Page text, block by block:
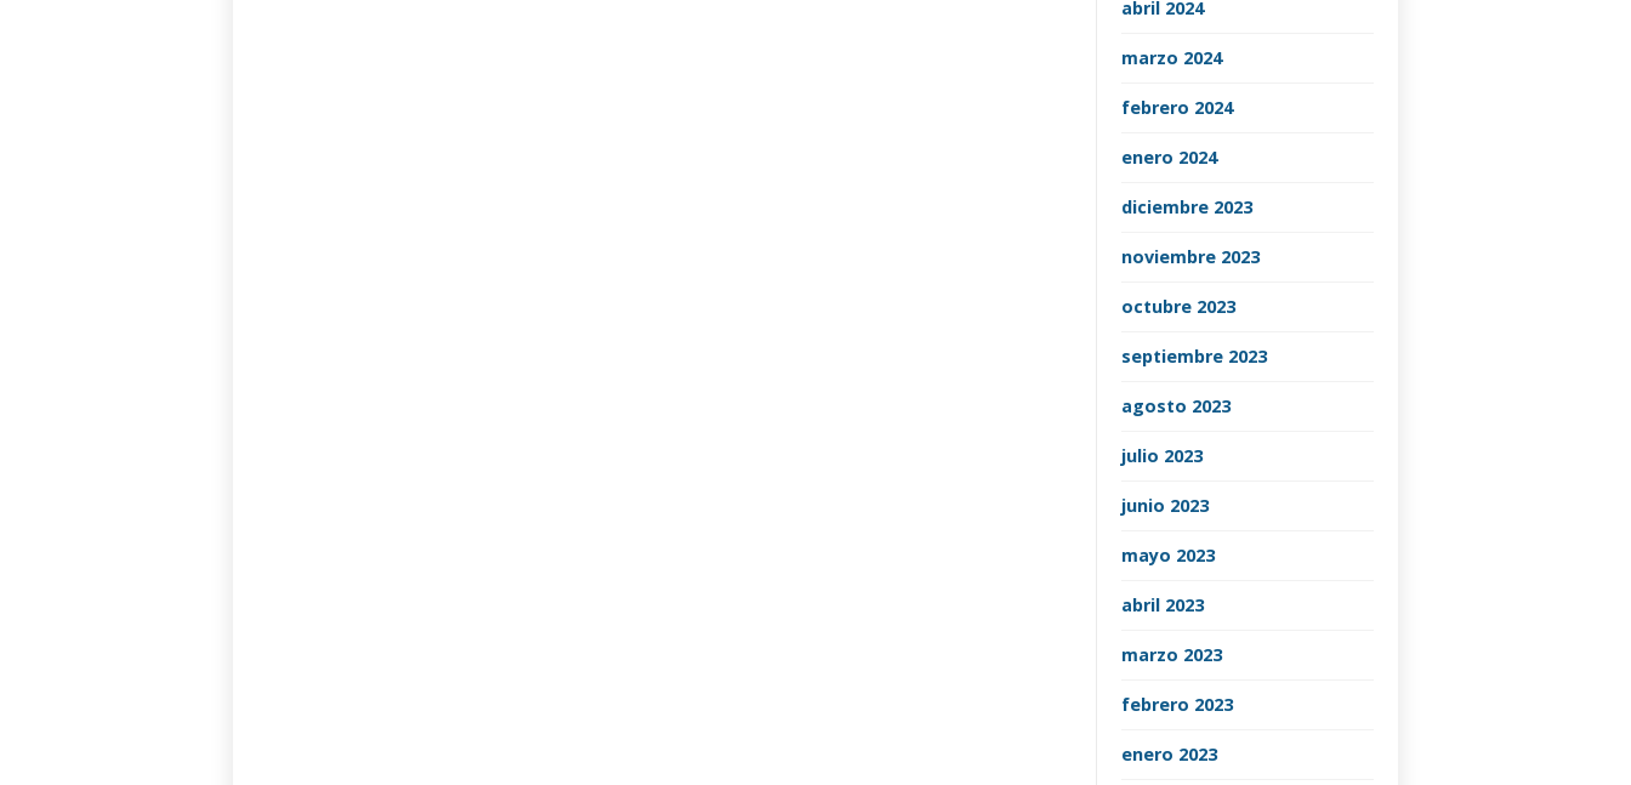
abril 2024
marzo 2024
febrero 2024
enero 2024
diciembre 2023
noviembre 2023
octubre 2023
septiembre 2023
agosto 2023
julio 2023
junio 2023
mayo 2023
abril 2023
marzo 2023
febrero 2023
enero 2023